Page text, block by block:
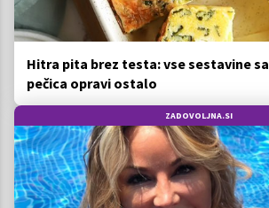
Hitra pita brez testa: vse sestavine
pečica opravi ostalo
ZADOVOLJNA.SI